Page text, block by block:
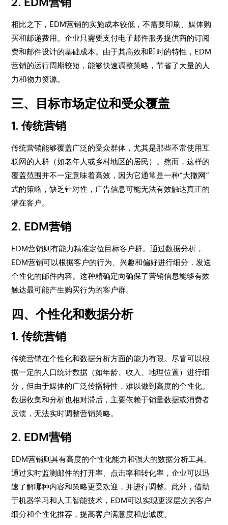
相比之下，EDM营销的实施成本较低，不需要印刷、媒体购
买和邮递费用。企业只需要支付电子邮件服务提供商的订阅
费和邮件设计的基础成本。由于其高效和即时的特性，EDM
营销的运行周期较短，能够快速调整策略，节省了大量的人
力和物力资源。
三、目标市场定位和受众覆盖
1. 传统营销
传统营销能够覆盖广泛的受众群体，尤其是那些不常使用互
联网的人群（如老年人或乡村地区的居民）。然而，这样的
覆盖范围并不一定意味着高效，因为它通常是一种“大撒网”
式的策略，缺乏针对性，广告信息可能无法有效触达真正的
潜在客户。
2. EDM营销
EDM营销则有能力精准定位目标客户群。通过数据分析，
EDM营销可以根据客户的行为、兴趣和偏好进行细分，发送
个性化的邮件内容。这种精确定向确保了营销信息能够有效
触达最可能产生购买行为的客户群。
四、个性化和数据分析
1. 传统营销
传统营销在个性化和数据分析方面的能力有限。尽管可以根
据一定的人口统计数据（如年龄、收入、地理位置）进行细
分，但由于媒体的广泛传播特性，难以做到高度的个性化。
数据收集和分析也相对滞后，主要依赖于销量数据或消费者
反馈，无法实时调整营销策略。
2. EDM营销
EDM营销则具有高度的个性化能力和强大的数据分析工具。
通过实时监测邮件的打开率、点击率和转化率，企业可以迅
速了解哪种内容和策略更受欢迎，并进行调整。此外，借助
于机器学习和人工智能技术，EDM可以实现更深层次的客户
细分和个性化推荐，提高客户满意度和忠诚度。